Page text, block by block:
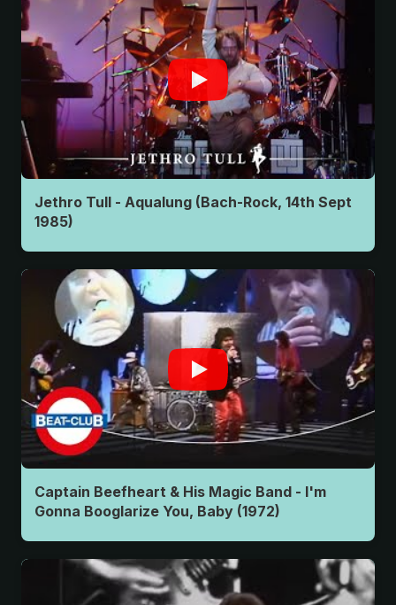
Jethro Tull - Aqualung (Bach-Rock, 14th Sept
1985)
Captain Beefheart & His Magic Band - I'm
Gonna Booglarize You, Baby (1972)